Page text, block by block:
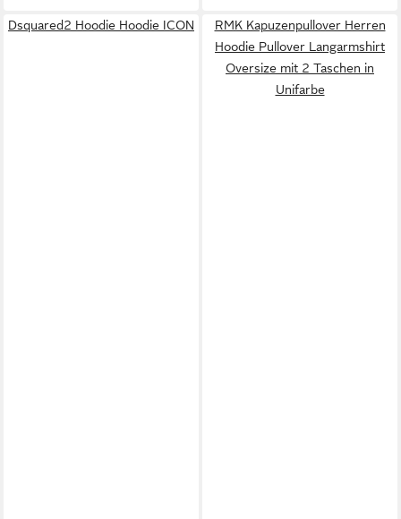
Dsquared2 Hoodie Hoodie ICON
RMK Kapuzenpullover Herren
Hoodie Pullover Langarmshirt
Oversize mit 2 Taschen in
Unifarbe